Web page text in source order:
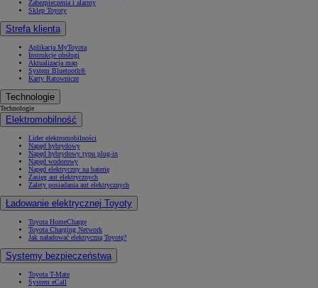
Zabezpieczenia i alarmy
Sklep Toyoty
Strefa klienta
Aplikacja MyToyota
Instrukcje obsługi
Aktualizacja map
System Bluetooth®
Karty Ratownicze
Technologie
Technologie
Elektromobilność
Lider elektromobilności
Napęd hybrydowy
Napęd hybrydowy typu plug-in
Napęd wodorowy
Napęd elektryczny na baterię
Zasięg aut elektrycznych
Zalety posiadania aut elektrycznych
Ładowanie elektrycznej Toyoty
Toyota HomeCharge
Toyota Charging Network
Jak naładować elektryczną Toyotę?
Systemy bezpieczeństwa
Toyota T-Mate
System eCall